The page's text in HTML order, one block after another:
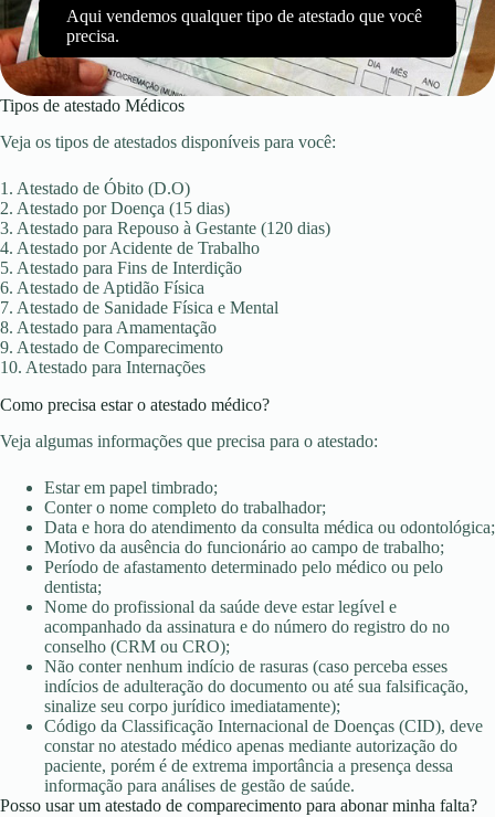
Aqui vendemos qualquer tipo de atestado que você
precisa.
Tipos de atestado Médicos
Veja os tipos de atestados disponíveis para você:
1. Atestado de Óbito (D.O)
2. Atestado por Doença (15 dias)
3. Atestado para Repouso à Gestante (120 dias)
4. Atestado por Acidente de Trabalho
5. Atestado para Fins de Interdição
6. Atestado de Aptidão Física
7. Atestado de Sanidade Física e Mental
8. Atestado para Amamentação
9. Atestado de Comparecimento
10. Atestado para Internações
Como precisa estar o atestado médico?
Veja algumas informações que precisa para o atestado:
Estar em papel timbrado;
Conter o nome completo do trabalhador;
Data e hora do atendimento da consulta médica ou odontológica;
Motivo da ausência do funcionário ao campo de trabalho;
Período de afastamento determinado pelo médico ou pelo
dentista;
Nome do profissional da saúde deve estar legível e
acompanhado da assinatura e do número do registro do no
conselho (CRM ou CRO);
Não conter nenhum indício de rasuras (caso perceba esses
indícios de adulteração do documento ou até sua falsificação,
sinalize seu corpo jurídico imediatamente);
Código da Classificação Internacional de Doenças (CID), deve
constar no atestado médico apenas mediante autorização do
paciente, porém é de extrema importância a presença dessa
informação para análises de gestão de saúde.
Posso usar um atestado de comparecimento para abonar minha falta?